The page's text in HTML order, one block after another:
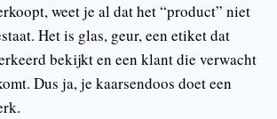
weet je al dat het “product” niet
Het is glas, geur, een etiket dat
bekijkt en een klant die verwacht
Dus ja, je kaarsendoos doet een